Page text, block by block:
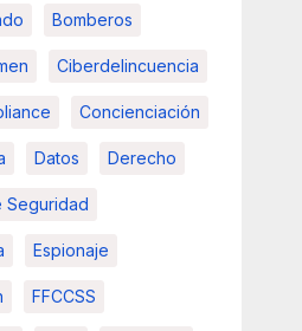
Bomberos
Ciberdelincuencia
Concienciación
Datos Derecho
Seguridad
Espionaje
FFCCSS